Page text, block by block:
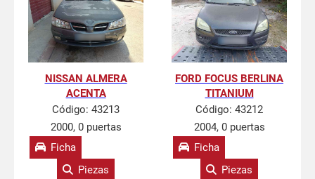
NISSAN ALMERA
ACENTA
Código: 43213
2000, 0 puertas
Ficha
Piezas
FORD FOCUS BERLINA
TITANIUM
Código: 43212
2004, 0 puertas
Ficha
Piezas